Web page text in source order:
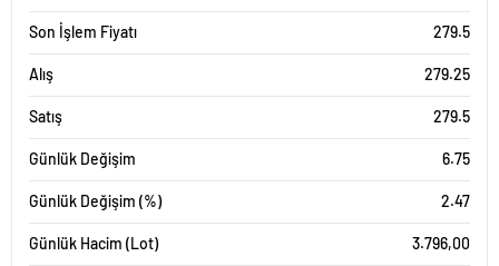
Son İşlem Fiyatı 279.5
Alış 279.25
Satış 279.5
Günlük Değişim 6.75
Günlük Değişim (%) 2.47
Günlük Hacim (Lot) 3.796,00